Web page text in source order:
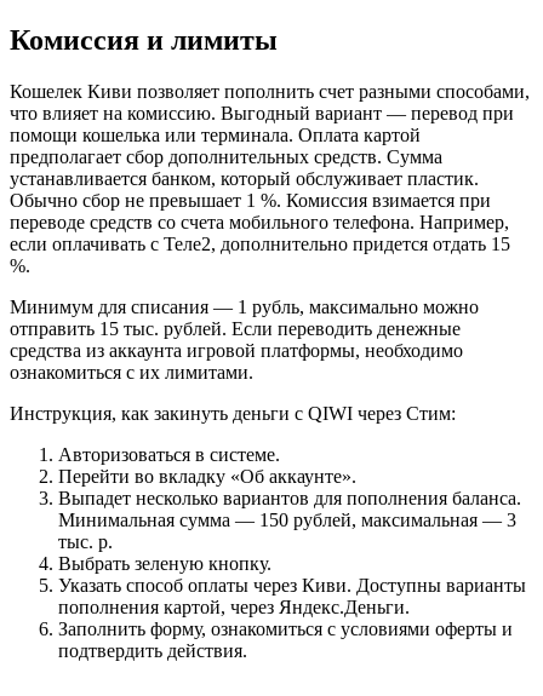
Комиссия и лимиты
Кошелек Киви позволяет пополнить счет разными способами,
что влияет на комиссию. Выгодный вариант — перевод при
помощи кошелька или терминала. Оплата картой
предполагает сбор дополнительных средств. Сумма
устанавливается банком, который обслуживает пластик.
Обычно сбор не превышает 1 %. Комиссия взимается при
переводе средств со счета мобильного телефона. Например,
если оплачивать с Теле2, дополнительно придется отдать 15
%.
Минимум для списания — 1 рубль, максимально можно
отправить 15 тыс. рублей. Если переводить денежные
средства из аккаунта игровой платформы, необходимо
ознакомиться с их лимитами.
Инструкция, как закинуть деньги с QIWI через Стим:
Авторизоваться в системе.
Перейти во вкладку «Об аккаунте».
Выпадет несколько вариантов для пополнения баланса.
Минимальная сумма — 150 рублей, максимальная — 3
тыс. р.
Выбрать зеленую кнопку.
Указать способ оплаты через Киви. Доступны варианты
пополнения картой, через Яндекс.Деньги.
Заполнить форму, ознакомиться с условиями оферты и
подтвердить действия.